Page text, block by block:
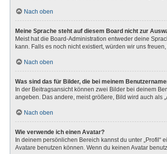
Nach oben
Meine Sprache steht auf diesem Board nicht zur
Meist hat die Board-Administration entweder deine
kann. Falls es noch nicht existiert, würden wir uns
Nach oben
Was sind das für Bilder, die bei meinem
In der Beitragsansicht können zwei Bilder bei deinem
angeben. Das andere, meist größere, Bild wird auch als
Nach oben
Wie verwende ich einen Avatar?
In deinem persönlichen Bereich kannst du unter
Avatare benutzen können. Wenn du keinen Avatar